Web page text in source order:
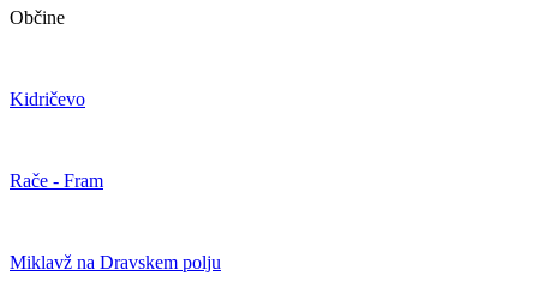
Občine
Kidričevo
Rače - Fram
Miklavž na Dravskem polju